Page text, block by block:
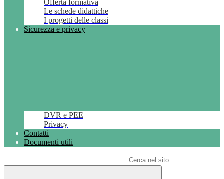
Offerta formativa
Le schede didattiche
I progetti delle classi
Sicurezza e privacy
DVR e PEE
Privacy
Contatti
Documenti utili